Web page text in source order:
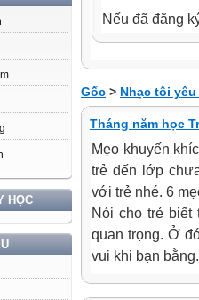
HỌC
Nếu đã đăng
Gốc > Nhạc tôi
Tháng năm học
Mẹo khuyến
trẻ đến lớp
với trẻ nhé. 6
Nói cho trẻ
quan trọng. Ở
vui khi bạn